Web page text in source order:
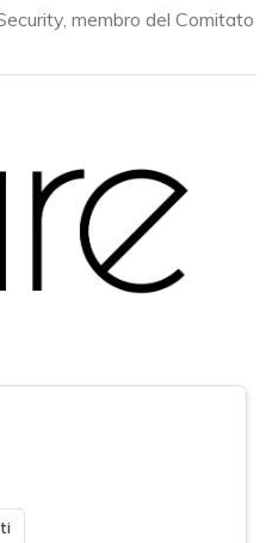
membro del Comitato